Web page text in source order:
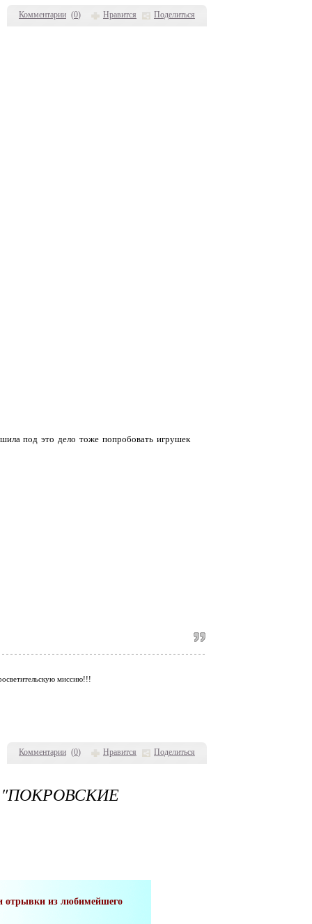
Комментарии (0) Нравится Поделиться
Комментарии (0) Нравится Поделиться
под это дело тоже попробовать игрушек
миссию!!!
отрывки из любимейшего